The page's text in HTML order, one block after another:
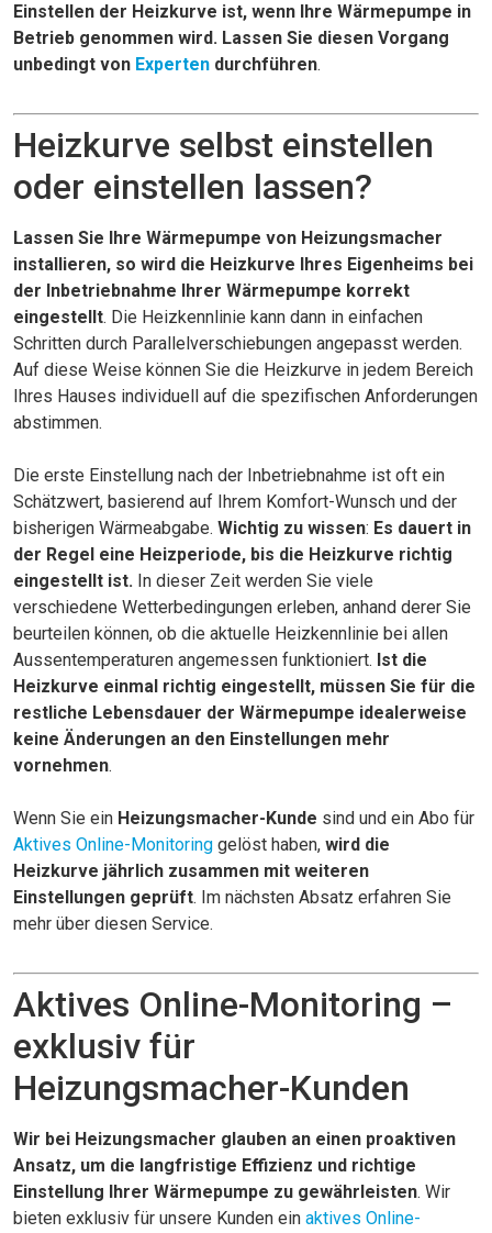
Einstellen der Heizkurve ist, wenn Ihre Wärmepumpe in
Betrieb genommen wird. Lassen Sie diesen Vorgang
unbedingt von Experten durchführen.
Heizkurve selbst einstellen
oder einstellen lassen?
Lassen Sie Ihre Wärmepumpe von Heizungsmacher
installieren, so wird die Heizkurve Ihres Eigenheims bei
der Inbetriebnahme Ihrer Wärmepumpe korrekt
eingestellt. Die Heizkennlinie kann dann in einfachen
Schritten durch Parallelverschiebungen angepasst werden.
Auf diese Weise können Sie die Heizkurve in jedem Bereich
Ihres Hauses individuell auf die spezifischen Anforderungen
abstimmen.
Die erste Einstellung nach der Inbetriebnahme ist oft ein
Schätzwert, basierend auf Ihrem Komfort-Wunsch und der
bisherigen Wärmeabgabe. Wichtig zu wissen: Es dauert in
der Regel eine Heizperiode, bis die Heizkurve richtig
eingestellt ist. In dieser Zeit werden Sie viele
verschiedene Wetterbedingungen erleben, anhand derer Sie
beurteilen können, ob die aktuelle Heizkennlinie bei allen
Aussentemperaturen angemessen funktioniert. Ist die
Heizkurve einmal richtig eingestellt, müssen Sie für die
restliche Lebensdauer der Wärmepumpe idealerweise
keine Änderungen an den Einstellungen mehr
vornehmen.
Wenn Sie ein Heizungsmacher-Kunde sind und ein Abo für
Aktives Online-Monitoring gelöst haben, wird die
Heizkurve jährlich zusammen mit weiteren
Einstellungen geprüft. Im nächsten Absatz erfahren Sie
mehr über diesen Service.
Aktives Online-Monitoring –
exklusiv für
Heizungsmacher-Kunden
Wir bei Heizungsmacher glauben an einen proaktiven
Ansatz, um die langfristige Effizienz und richtige
Einstellung Ihrer Wärmepumpe zu gewährleisten. Wir
bieten exklusiv für unsere Kunden ein aktives Online-